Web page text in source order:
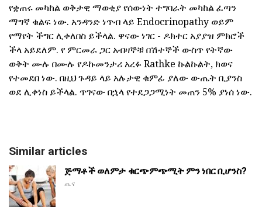
የቋጠሩ መካከል ወቅታዊ ማወቂያ የሰውነት ተግባራት መካከል ፈጣን
ማግኛ ቁልፍ ነው. አንዳንድ ነጥብ ላይ Endocrinopathy ወይም
የማየት ችግር ሊቀለበስ ይችላል. ዋናው ነገር - ዶክተር አያያዝ ምክሮች
ችላ አይደለም. የ ምርመራ ጋር አብዛኞቹ በሽተኞች ውስጥ የትኛው
ወቅት ሙሉ በሙሉ የዶኩመንታሪ አረፉ Rathke ኩልኩልት, ክወና
የተመደበ ነው. በዚህ ጉዳይ ላይ አሉታዊ ቁምፊ ያለው ውጤት ቢያንስ
ወደ ሊቀነስ ይችላል. ጥገናው በኋላ የተደጋጋሚነት መጠን 5% ያነሰ ነው.
Similar articles
ጅማቶች ወለምታ ቁርጭምጭሚት ምን ነበር ቢሆንስ?
ጤና